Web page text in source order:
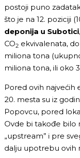
postoji puno
što je na 12. poziciji
deponija u Subotici
CO2 ekvivalenata,
miliona tona
miliona tona, ili oko
Pored ovih najvećih
20. mesta su iz
Popovcu, pored
Ovde bi takođe bilo
„upstream” i pre
dalju upotrebu ovih